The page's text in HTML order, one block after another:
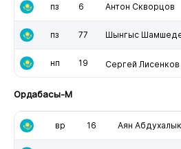
пз 6 Антон Скворцов
пз 77 Шынгыс
нп 19 Сергей Лисенков
Ордабасы-М
вр 16 Аян Абдухалык